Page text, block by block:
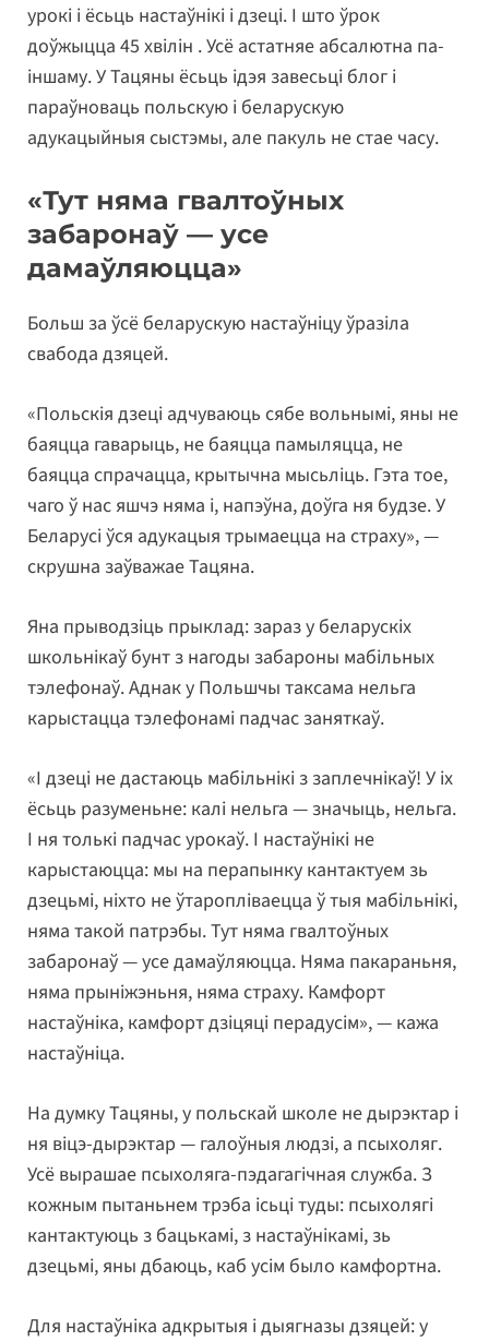
урокі і ёсьць настаўнікі і дзеці. І што ўрок
доўжыцца 45 хвілін . Усё астатняе абсалютна па-
іншаму. У Тацяны ёсьць ідэя завесьці блог і
параўноваць польскую і беларускую
адукацыйныя сыстэмы, але пакуль не стае часу.
«Тут няма гвалтоўных
забаронаў — усе
дамаўляюцца»
Больш за ўсё беларускую настаўніцу ўразіла
свабода дзяцей.
«Польскія дзеці адчуваюць сябе вольнымі, яны не
баяцца гаварыць, не баяцца памыляцца, не
баяцца спрачацца, крытычна мысьліць. Гэта тое,
чаго ў нас яшчэ няма і, напэўна, доўга ня будзе. У
Беларусі ўся адукацыя трымаецца на страху», —
скрушна заўважае Тацяна.
Яна прыводзіць прыклад: зараз у беларускіх
школьнікаў бунт з нагоды забароны мабільных
тэлефонаў. Аднак у Польшчы таксама нельга
карыстацца тэлефонамі падчас заняткаў.
«І дзеці не дастаюць мабільнікі з заплечнікаў! У іх
ёсьць разуменьне: калі нельга — значыць, нельга.
І ня толькі падчас урокаў. І настаўнікі не
карыстаюцца: мы на перапынку кантактуем зь
дзецьмі, ніхто не ўтаропліваецца ў тыя мабільнікі,
няма такой патрэбы. Тут няма гвалтоўных
забаронаў — усе дамаўляюцца. Няма пакараньня,
няма прыніжэньня, няма страху. Камфорт
настаўніка, камфорт дзіцяці перадусім», — кажа
настаўніца.
На думку Тацяны, у польскай школе не дырэктар і
ня віцэ-дырэктар — галоўныя людзі, а псыхоляг.
Усё вырашае псыхоляга-пэдагагічная служба. З
кожным пытаньнем трэба ісьці туды: псыхолягі
кантактуюць з бацькамі, з настаўнікамі, зь
дзецьмі, яны дбаюць, каб усім было камфортна.
Для настаўніка адкрытыя і дыягназы дзяцей: у